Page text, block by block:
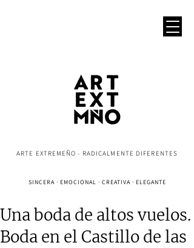
ARTE EXTREMEÑO - RADICALMENTE DIFERENTES
SINCERA · EMOCIONAL · CREATIVA · ELEGANTE
Una boda de altos vuelos.
Boda en el Castillo de las